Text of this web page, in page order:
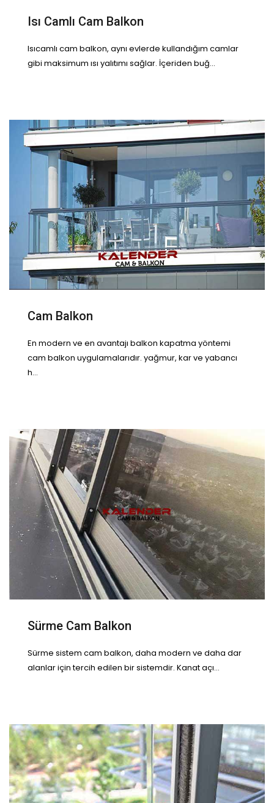
Isı Camlı Cam Balkon
Isıcamlı cam balkon, aynı evlerde kullandığım camlar
gibi maksimum ısı yalıtımı sağlar. İçeriden buğ...
Cam Balkon
En modern ve en avantajı balkon kapatma yöntemi
cam balkon uygulamalarıdır. yağmur, kar ve yabancı
h...
Sürme Cam Balkon
Sürme sistem cam balkon, daha modern ve daha dar
alanlar için tercih edilen bir sistemdir. Kanat açı...